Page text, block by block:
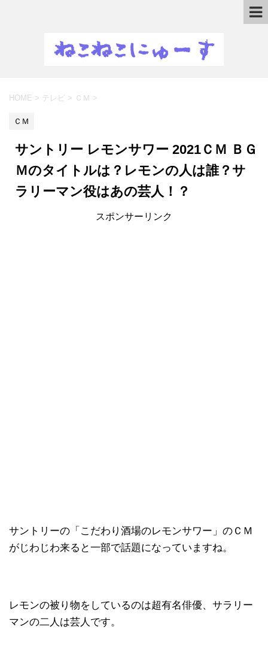
HOME > テレビ > ＣＭ >
ＣＭ
サントリー レモンサワー 2021ＣＭ ＢＧ
Ｍのタイトルは？レモンの人は誰？サ
ラリーマン役はあの芸人！？
スポンサーリンク
サントリーの「こだわり酒場のレモンサワー」のＣＭ
がじわじわ来ると一部で話題になっていますね。
レモンの被り物をしているのは超有名俳優、サラリー
マンの二人は芸人です。